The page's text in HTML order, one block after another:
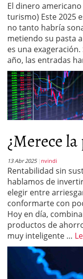
El dinero
turismo) Este 2025
no tanto habría
metiendo su pasta
es una
año, las entradas
¿Merece
13 Abr 2025 nvindi
Rentabilidad sin
hablamos de
elegir entre
conformarte con
Hoy en día,
productos de
muy inteligente …